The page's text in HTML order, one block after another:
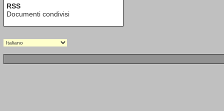
RSS
Documenti condivisi